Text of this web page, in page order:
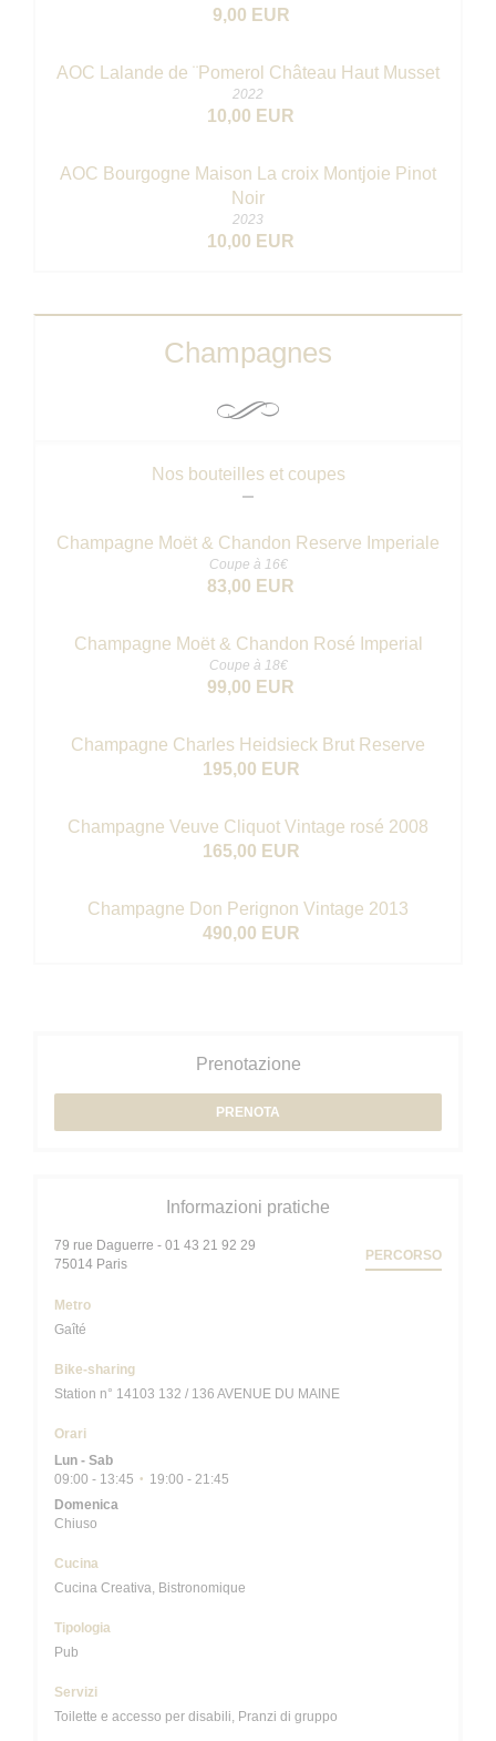
9,00 EUR
AOC Lalande de ¨Pomerol Château Haut Musset
2022
10,00 EUR
AOC Bourgogne Maison La croix Montjoie Pinot
Noir
2023
10,00 EUR
Champagnes
Nos bouteilles et coupes
Champagne Moët & Chandon Reserve Imperiale
Coupe à 16€
83,00 EUR
Champagne Moët & Chandon Rosé Imperial
Coupe à 18€
99,00 EUR
Champagne Charles Heidsieck Brut Reserve
195,00 EUR
Champagne Veuve Cliquot Vintage rosé 2008
165,00 EUR
Champagne Don Perignon Vintage 2013
490,00 EUR
Prenotazione
PRENOTA
Informazioni pratiche
79 rue Daguerre - 01 43 21 92 29
75014 Paris((apre una nuova finestra))
PERCORSO
Metro
Gaîté
Bike-sharing
Station n° 14103 132 / 136 AVENUE DU MAINE
Orari
Lun - Sab
09:00 - 13:45 •
19:00 - 21:45
Domenica
Chiuso
Cucina
Cucina Creativa, Bistronomique
Tipologia
Pub
Servizi
Toilette e accesso per disabili, Pranzi di gruppo